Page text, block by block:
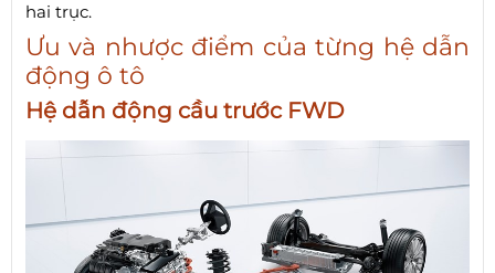
hai trục.
Ưu và nhược điểm của từng hệ dẫn
động ô tô
Hệ dẫn động cầu trước FWD